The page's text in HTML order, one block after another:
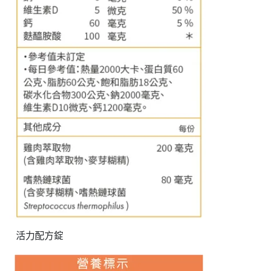
活力配方錠